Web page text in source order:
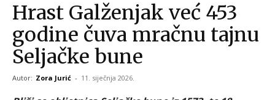
Hrast Galženjak već 453
godine čuva mračnu tajnu
Seljačke bune
Autor: Zora Jurić - 11. siječnja 2026.